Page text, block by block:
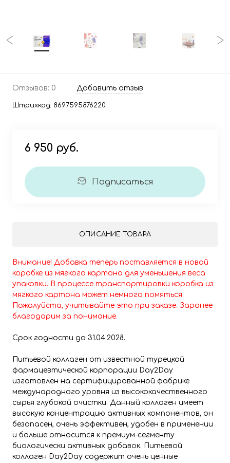
Отзывов: 0 Добавить отзыв
Штрихкод: 8697595876220
6 950 руб.
Подписаться
ОПИСАНИЕ ТОВАРА
Внимание! Добавка теперь поставляется в новой
коробке из мягкого картона для уменьшения веса
упаковки. В процессе транспортировки коробка из
мягкого картона может немного помяться.
Пожалуйста, учитывайте это при заказе. Заранее
благодарим за понимание.
Срок годности до 31.04.2028.
Питьевой коллаген от известной турецкой
фармацевтической корпорации Day2Day
изготовлен на сертифицированной фабрике
международного уровня из высококачественного
сырья глубокой очистки. Данный коллаген имеет
высокую концентрацию активных компонентов, он
безопасен, очень эффективен, удобен в применении
и больше относится к премиум-сегменту
биологически активных добавок. Питьевой
коллаген Day2Day содержит очень ценные